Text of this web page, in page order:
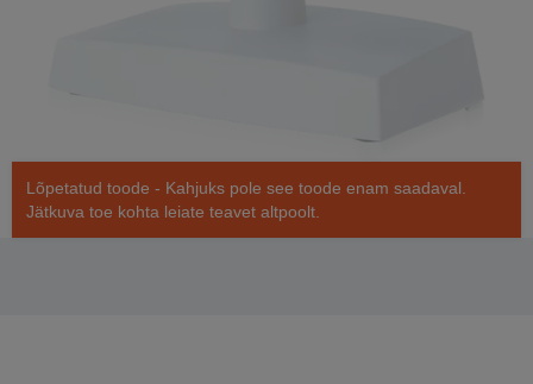
Lõpetatud toode - Kahjuks pole see toode enam saadaval.
Jätkuva toe kohta leiate teavet altpoolt.